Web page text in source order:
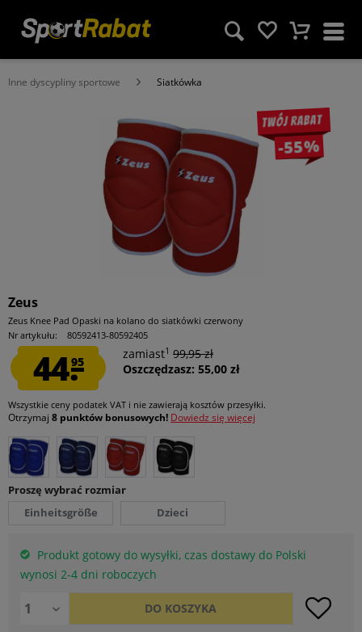
Inne dyscypliny sportowe Siatkówka
Twój rabat
-55%
Zeus
Zeus Knee Pad Opaski na kolano do siatkówki czerwony
Nr artykułu:
80592413-80592405
44.95
zamiast1 99,95 zł
Oszczędzasz: 55,00 zł
Wszystkie ceny podatek VAT i nie zawierają kosztów przesyłki.
Otrzymaj 8 punktów bonusowych! Dowiedz się więcej
Proszę wybrać rozmiar
Einheitsgröße
Dzieci
Produkt gotowy do wysyłki, czas dostawy do Polski
wynosi 2-4 dni roboczych
DO KOSZYKA